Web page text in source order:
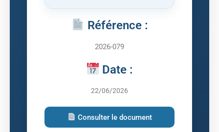
Référence :
2026-079
Date :
22/06/2026
Consulter le document